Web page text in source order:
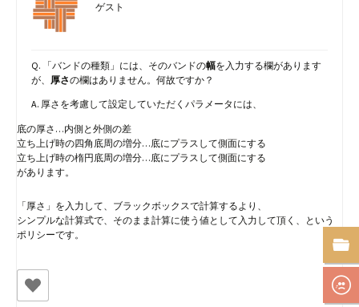
ゲスト
Q. 「バンドの種類」には、そのバンドの幅を入力する欄があります
が、 厚さの欄はありません。何故ですか？
A. 厚さを考慮して設定していただくパラメータには、
底の厚さ…内側と外側の差
立ち上げ時の四角底周の増分…底にプラスして側面にする
立ち上げ時の楕円底周の増分…底にプラスして側面にする
があります。
「厚さ」を入力して、ブラックボックスで計算するより、
シンプルな計算式で、そのまま計算に使う値として入力して頂く、という
ポリシーです。